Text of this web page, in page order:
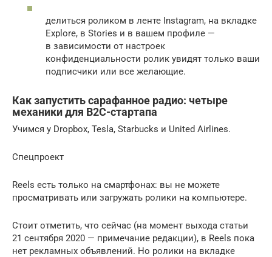
делиться роликом в ленте Instagram, на вкладке
Explore, в Stories и в вашем профиле —
в зависимости от настроек
конфиденциальности ролик увидят только ваши
подписчики или все желающие.
Как запустить сарафанное радио: четыре
механики для B2C-стартапа
Учимся у Dropbox, Tesla, Starbucks и United Airlines.
Спецпроект
Reels есть только на смартфонах: вы не можете
просматривать или загружать ролики на компьютере.
Стоит отметить, что сейчас (на момент выхода статьи
21 сентября 2020 — примечание редакции), в Reels пока
нет рекламных объявлений. Но ролики на вкладке